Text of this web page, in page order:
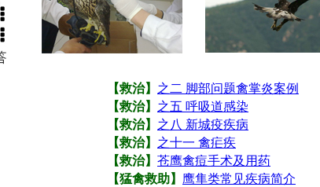
【救治】 之二 脚部问题禽掌炎案例
【救治】 之五 呼吸道感染
【救治】 之八 新城疫疾病
【救治】 之十一 禽疟疾
【救治】 苍鹰禽痘手术及用药
【猛禽救助】 鹰隼类常见疾病简介